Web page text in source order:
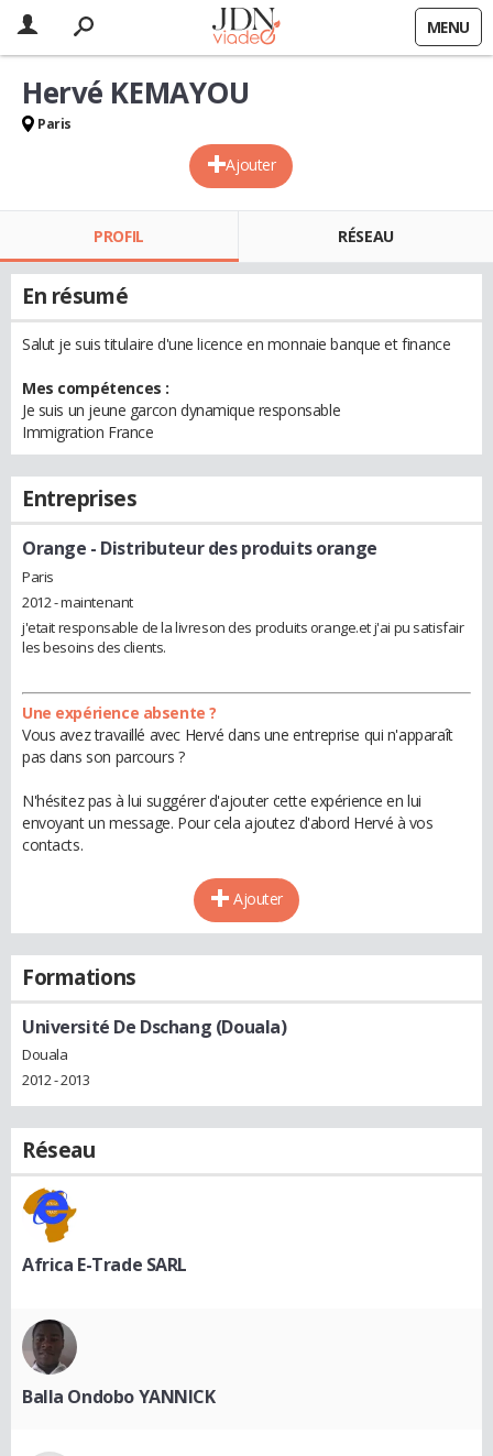
MENU
Ajouter
Hervé KEMAYOU
Paris
PROFIL RÉSEAU
En résumé
Salut je suis titulaire d'une licence en monnaie banque et finance
Mes compétences :
Je suis un jeune garcon dynamique responsable
Immigration France
Entreprises
Orange - Distributeur des produits orange
Paris
2012 - maintenant
j'etait responsable de la livreson des produits orange.et j'ai pu satisfair
les besoins des clients.
Une expérience absente ?
Vous avez travaillé avec Hervé dans une entreprise qui n'apparaît
pas dans son parcours ?
N'hésitez pas à lui suggérer d'ajouter cette expérience en lui
envoyant un message. Pour cela ajoutez d'abord Hervé à vos
contacts.
Ajouter
Formations
Université De Dschang (Douala)
Douala
2012 - 2013
Réseau
Africa E-Trade SARL
Balla Ondobo YANNICK